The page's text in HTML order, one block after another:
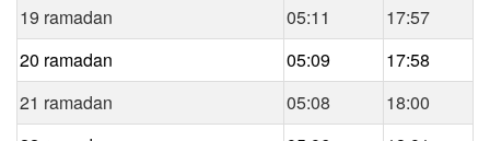
19 ramadan
05:11
17:57
20 ramadan
05:09
17:58
21 ramadan
05:08
18:00